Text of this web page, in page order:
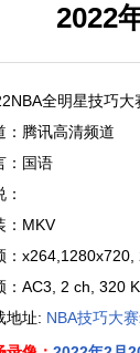
2022
全明星技巧大
：腾讯高清频道
：国语
：MKV
：x264,1280x720,
：AC3, 2 ch, 320
地址: NBA技巧大